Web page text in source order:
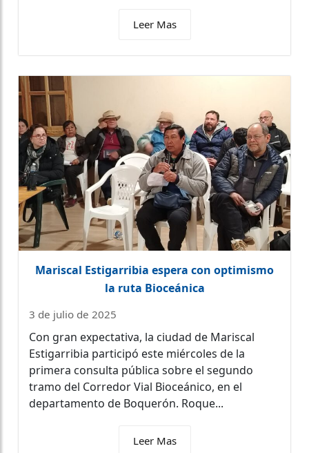
Leer Mas
Mariscal Estigarribia espera con optimismo
la ruta Bioceánica
3 de julio de 2025
Con gran expectativa, la ciudad de Mariscal
Estigarribia participó este miércoles de la
primera consulta pública sobre el segundo
tramo del Corredor Vial Bioceánico, en el
departamento de Boquerón. Roque...
Leer Mas